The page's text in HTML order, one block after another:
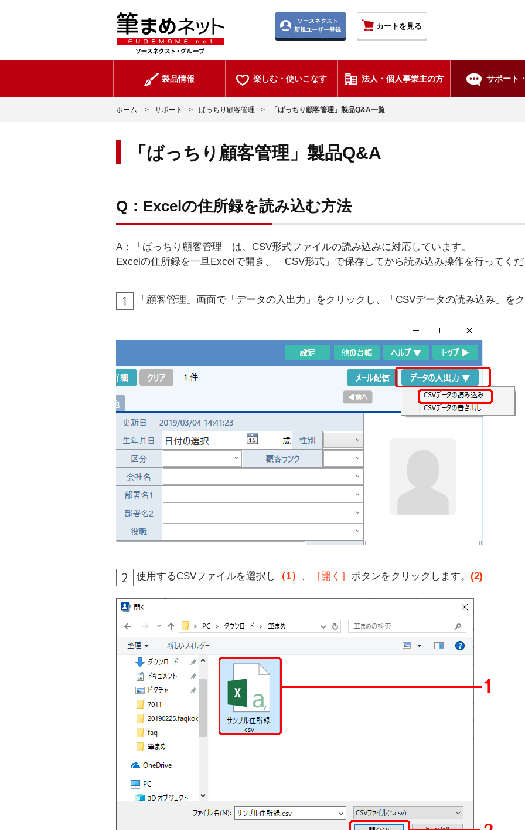
ソースネクスト
新規ユーザー登録
カートを見る
製品情報 楽しむ・使いこなす 法人・個人事業主の方 サポート
ホーム > サポート > ばっちり顧客管理 > 「ばっちり顧客管理」製品Q&A一覧
「ばっちり顧客管理」製品Q&A
Q：Excelの住所録を読み込む方法
A：「ばっちり顧客管理」は、CSV形式ファイルの読み込みに対応しています。
Excelの住所録を一旦Excelで開き、「CSV形式」で保存してから読み込み操作を行ってくだ
「顧客管理」画面で「データの入出力」をクリックし、「CSVデータの読み込み」をク
使用するCSVファイルを選択し （1） 、 ［開く］ ボタンをクリックします。 (2)